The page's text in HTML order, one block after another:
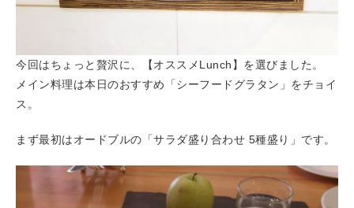
今回はちょっと贅沢に、【オススメLunch】を選びました。
メイン料理は本日のおすすめ「シーフードグラタン」をチョイ
ス。
まず最初はオードブルの「サラダ盛り合わせ 5種盛り」です。